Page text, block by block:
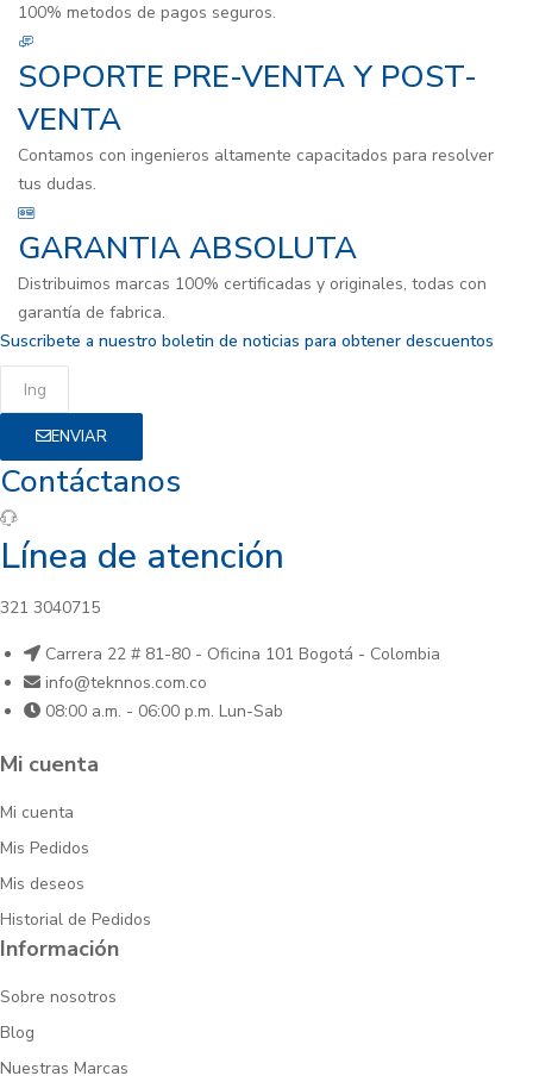
100% metodos de pagos seguros.
SOPORTE PRE-VENTA Y POST-
VENTA
Contamos con ingenieros altamente capacitados para resolver
tus dudas.
GARANTIA ABSOLUTA
Distribuimos marcas 100% certificadas y originales, todas con
garantía de fabrica.
Suscribete a nuestro boletin de noticias para obtener descuentos
ENVIAR
Contáctanos
Línea de atención
321 3040715
Carrera 22 # 81-80 - Oficina 101 Bogotá - Colombia
info@teknnos.com.co
08:00 a.m. - 06:00 p.m. Lun-Sab
Mi cuenta
Mi cuenta
Mis Pedidos
Mis deseos
Historial de Pedidos
Información
Sobre nosotros
Blog
Nuestras Marcas